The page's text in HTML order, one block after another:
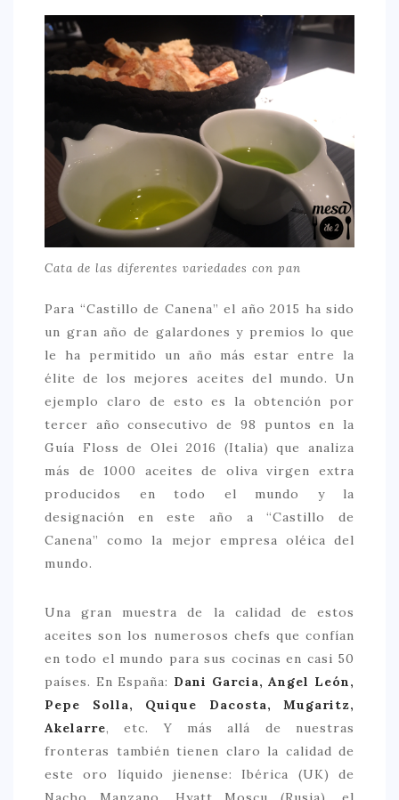
Cata de las diferentes variedades con pan
Para “Castillo de Canena” el año 2015 ha sido
un gran año de galardones y premios lo que
le ha permitido un año más estar entre la
élite de los mejores aceites del mundo. Un
ejemplo claro de esto es la obtención por
tercer año consecutivo de 98 puntos en la
Guía Floss de Olei 2016 (Italia) que analiza
más de 1000 aceites de oliva virgen extra
producidos en todo el mundo y la
designación en este año a “Castillo de
Canena” como la mejor empresa oléica del
mundo.
Una gran muestra de la calidad de estos
aceites son los numerosos chefs que confían
en todo el mundo para sus cocinas en casi 50
países. En España: Dani Garcia, Angel León,
Pepe Solla, Quique Dacosta, Mugaritz,
Akelarre, etc. Y más allá de nuestras
fronteras también tienen claro la calidad de
este oro líquido jienense: Ibérica (UK) de